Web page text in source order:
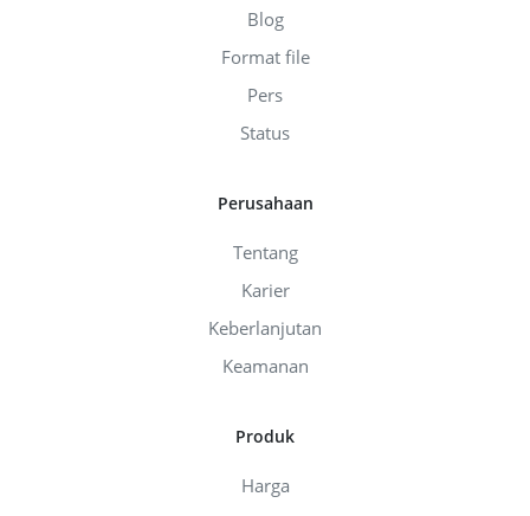
Blog
Format file
Pers
Status
Perusahaan
Tentang
Karier
Keberlanjutan
Keamanan
Produk
Harga